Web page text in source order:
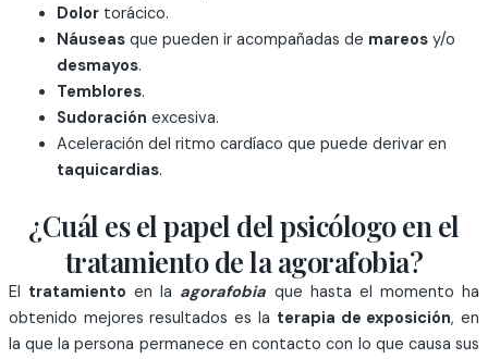
Dolortorácico.
Náuseasque pueden ir acompañadas de mareosy/o
desmayos.
Temblores.
Sudoración excesiva.
Aceleración del ritmo cardíaco que puede derivar en
taquicardias.
¿Cuál es el papel del psicólogo en el
tratamiento de la agorafobia?
El tratamiento en la agorafobia que hasta el momento ha
obtenido mejores resultados es la terapia de exposición, en
la que la persona permanece en contacto con lo que causa sus